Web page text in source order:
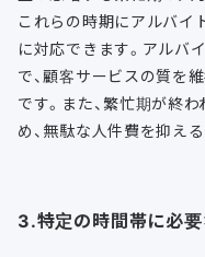
これらの時期にアルバイ
に対応できます。アルバ
で、顧客サービスの質を
です。また、繁忙期が終
め、無駄な人件費を抑え
3.特定の時間帯に必